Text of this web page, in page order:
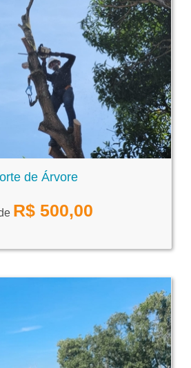
de Árvore
R$ 500,00